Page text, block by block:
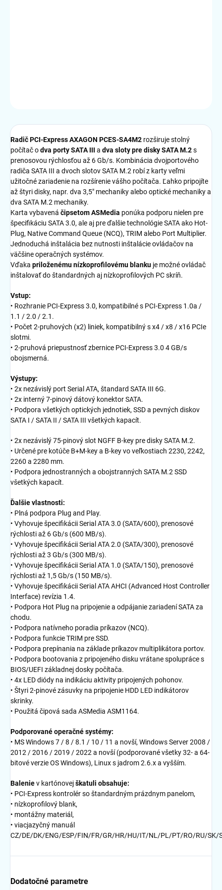
Radič PCI-Express AXAGON PCES-SA4M2 rozširuje stolný
počítač odva porty SATA III a dva sloty pre disky SATA M.2s
prenosovou rýchlosťou až 6 Gb/s. Kombinácia dvojportového
radiča SATA III a dvoch slotov SATA M.2 robí z karty veľmi
užitočné zariadenie na rozšírenie vášho počítača. Ľahko pripojíte
až štyri disky, napr. dva 3,5" mechaniky alebo optické mechaniky a
dva SATA M.2 mechaniky.
Karta vybavená čipsetom ASMedia ponúka podporu nielen pre
špecifikáciu SATA 3.0, ale aj pre ďalšie technológie SATA ako Hot-
Plug, Native Command Queue (NCQ), TRIM alebo Port Multiplier.
Jednoduchá inštalácia bez nutnosti inštalácie ovládačov na
väčšine operačných systémov.
Vďaka priloženému nízkoprofilovému blanku je možné ovládač
inštalovať do štandardných aj nízkoprofilových PC skríň.
Vstup:
• Rozhranie PCI-Express 3.0, kompatibilné s PCI-Express 1.0a /
1.1 / 2.0 / 2.1.
• Počet 2-pruhových (x2) liniek, kompatibilný s x4 / x8 / x16 PCIe
slotmi.
• 2-pruhová priepustnosť zbernice PCI-Express 3.0 4 GB/s
obojsmerná.
Výstupy:
• 2x nezávislý port Serial ATA, štandard SATA III 6G.
• 2x interný 7-pinový dátový konektor SATA.
• Podpora všetkých optických jednotiek, SSD a pevných diskov
SATA I / SATA II / SATA III všetkých kapacít.
• 2x nezávislý 75-pinový slot NGFF B-key pre disky SATA M.2.
• Určené pre kotúče B+M-key a B-key vo veľkostiach 2230, 2242,
2260 a 2280 mm.
• Podpora jednostranných a obojstranných SATA M.2 SSD
všetkých kapacít.
Ďalšie vlastnosti:
• Plná podpora Plug and Play.
• Vyhovuje špecifikácii Serial ATA 3.0 (SATA/600), prenosové
rýchlosti až 6 Gb/s (600 MB/s).
• Vyhovuje špecifikácii Serial ATA 2.0 (SATA/300), prenosové
rýchlosti až 3 Gb/s (300 MB/s).
• Vyhovuje špecifikácii Serial ATA 1.0 (SATA/150), prenosové
rýchlosti až 1,5 Gb/s (150 MB/s).
• Vyhovuje špecifikácii Serial ATA AHCI (Advanced Host Controller
Interface) revízia 1.4.
• Podpora Hot Plug na pripojenie a odpájanie zariadení SATA za
chodu.
• Podpora natívneho poradia príkazov (NCQ).
• Podpora funkcie TRIM pre SSD.
• Podpora prepínania na základe príkazov multiplikátora portov.
• Podpora bootovania z pripojeného disku vrátane spolupráce s
BIOS/UEFI základnej dosky počítača.
• 4x LED diódy na indikáciu aktivity pripojených pohonov.
• Štyri 2-pinové zásuvky na pripojenie HDD LED indikátorov
skrinky.
• Použitá čipová sada ASMedia ASM1164.
Podporované operačné systémy:
• MS Windows 7 / 8 / 8.1 / 10 / 11 a novší, Windows Server 2008 /
2012 / 2016 / 2019 / 2022 a novší (podporované všetky 32- a 64-
bitové verzie OS Windows), Linux s jadrom 2.6.x a vyšším.
Baleniev kartónovejškatuli obsahuje:
• PCI-Express kontrolér so štandardným prázdnym panelom,
• nízkoprofilový blank,
• montážny materiál,
• viacjazyčný manuál
CZ/DE/DK/ENG/ESP/FIN/FR/GR/HR/HU/IT/NL/PL/PT/RO/RU/SK/
Dodatočné parametre